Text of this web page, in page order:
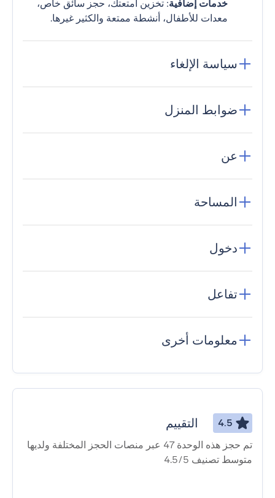
خدمات إضافية: تخزين أمتعتك، حجز سائق خاص،
معدات للأطفال، أنشطة ممتعة والكثير غيرها.
سياسة الإلغاء
ضوابط المنزل
عن
المساحة
دخول
تفاعل
معلومات أخرى
4.5 التقييم
تم حجز هذه الوحدة 47 عبر منصات الحجز المختلفة ولديها
متوسط ​​تصنيف 4.5/5